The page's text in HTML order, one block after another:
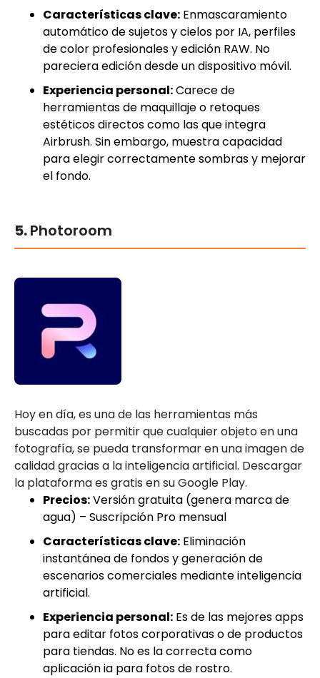
Características clave: Enmascaramiento
automático de sujetos y cielos por IA, perfiles
de color profesionales y edición RAW. No
pareciera edición desde un dispositivo móvil.
Experiencia personal:Carece de
herramientas de maquillaje o retoques
estéticos directos como las que integra
Airbrush. Sin embargo, muestra capacidad
para elegir correctamente sombras y mejorar
el fondo.
5.Photoroom
Hoy en día, es una de las herramientas más
buscadas por permitir que cualquier objeto en una
fotografía, se pueda transformar en una imagen de
calidad gracias a la inteligencia artificial. Descargar
la plataforma es gratis en su Google Play.
Precios:Versión gratuita (genera marca de
agua) – Suscripción Pro mensual
Características clave: Eliminación
instantánea de fondos y generación de
escenarios comerciales mediante inteligencia
artificial.
Experiencia personal: Es de las mejores apps
para editar fotos corporativas o de productos
para tiendas. No es la correcta como
aplicación ia para fotos de rostro.